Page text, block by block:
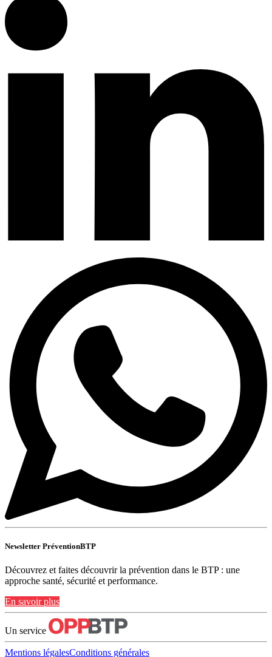
Newsletter PréventionBTP
Découvrez et faites découvrir la prévention dans le BTP : une
approche santé, sécurité et performance.
En savoir plus
Un service
Mentions légalesConditions générales